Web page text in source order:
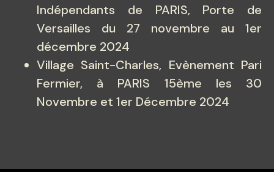
Indépendants de PARIS, Porte de
Versailles du 27 novembre au 1er
décembre 2024
Village Saint-Charles, Evènement Pari
Fermier, à PARIS 15ème les 30
Novembre et 1er Décembre 2024